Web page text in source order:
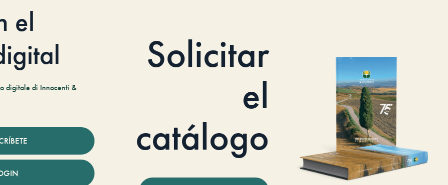
el
digitale di Innocenti &
Solicitar
el
catálogo